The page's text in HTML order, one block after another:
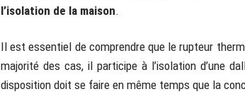
l’isolation de la maison.
Il est essentiel de comprendre que le rupteur
majorité des cas, il participe à l’isolation d’une
disposition doit se faire en même temps que la